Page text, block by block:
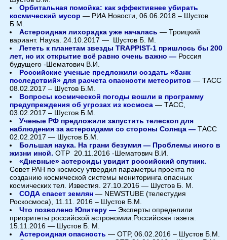
Орбитальная помойка: как эффективнее убирать
космический мусор — РИА Новости, 06.06.2018 – Шустов
Б.М.
Астероидная лихорадка уже началась — Троицкий
вариант. Наука. 24.10.2017 — Шустов Б. М.
Лететь к планетам звезды TRAPPIST-1 пришлось бы 200
лет, но их открытие всё равно очень важно — Россия
будущего -Шематович В.И.
Российские ученые предложили создать «банк
последствий» для расчета опасности метеоритов — ТАСС
08.02.2017 – Шустов Б.М.
Вопросы космической погоды вошли в программу
предупреждения об угрозах из космоса — ТАСС,
03.02.2017 – Шустов Б.М.
Ученые РФ предложили запустить телескоп для
наблюдения за астероидами со стороны Солнца — ТАСС
02.02.2017 — Шустов Б.М.
Большая наука. На грани безумия — Проблемы иного в
жизни иной. ОТР 20.11.2016 -Шематович В.И.
«Дневные» астероиды увидит российский спутник.
Совет РАН по космосу утвердил параметры проекта по
созданию космической системы мониторинга опасных
космических тел. Известия. 27.10.2016 — Шустов Б. М.
СОДА спасет землян — NEWSTUBE (телестудия
Роскосмоса), 11.11. 2016 – Шустов Б.М.
Что позволено Юпитеру — Эксперты определили
приоритеты российской астрономии.Российская газета.
15.11.2016 — Шустов Б. М.
Астероидная опасность — ОТР, 06.02.2016 – Шустов Б.М.